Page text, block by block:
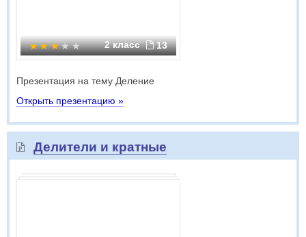
2 класс 13
Презентация на тему Деление
Открыть презентацию »
Делители и кратные